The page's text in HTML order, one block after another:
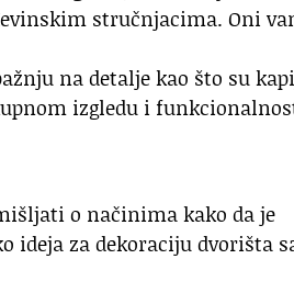
stručnjacima. Oni
na detalje kao što su
izgledu i
o načinima kako da je
za dekoraciju dvorišta